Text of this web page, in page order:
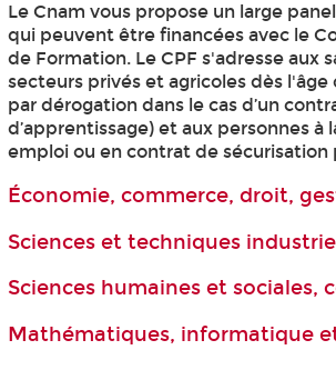
Le Cnam vous propose un large
qui peuvent être financées avec le
de Formation. Le CPF s'adresse aux
secteurs privés et agricoles dès l'âge
par dérogation dans le cas d’un
d’apprentissage) et aux personnes à
emploi ou en contrat de sécurisation
Économie, commerce, droit,
Sciences et techniques
Sciences humaines et sociales,
Mathématiques, informatique